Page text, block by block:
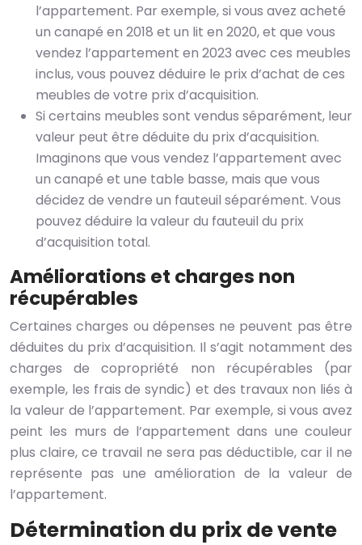
l’appartement. Par exemple, si vous avez acheté
un canapé en 2018 et un lit en 2020, et que vous
vendez l’appartement en 2023 avec ces meubles
inclus, vous pouvez déduire le prix d’achat de ces
meubles de votre prix d’acquisition.
Si certains meubles sont vendus séparément, leur
valeur peut être déduite du prix d’acquisition.
Imaginons que vous vendez l’appartement avec
un canapé et une table basse, mais que vous
décidez de vendre un fauteuil séparément. Vous
pouvez déduire la valeur du fauteuil du prix
d’acquisition total.
Améliorations et charges non
récupérables
Certaines charges ou dépenses ne peuvent pas être
déduites du prix d’acquisition. Il s’agit notamment des
charges de copropriété non récupérables (par
exemple, les frais de syndic) et des travaux non liés à
la valeur de l’appartement. Par exemple, si vous avez
peint les murs de l’appartement dans une couleur
plus claire, ce travail ne sera pas déductible, car il ne
représente pas une amélioration de la valeur de
l’appartement.
Détermination du prix de vente